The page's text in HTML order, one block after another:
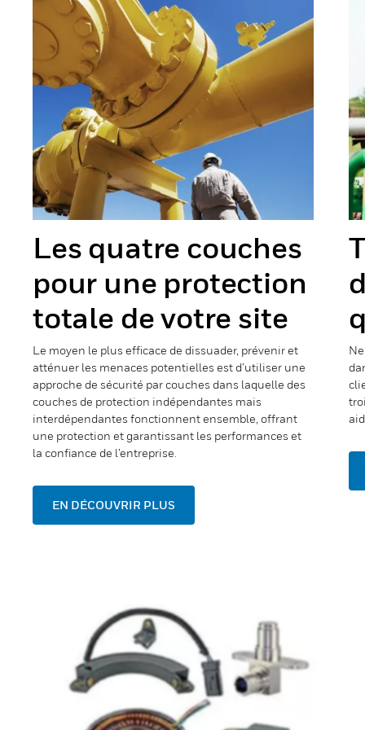
Les quatre couches
pour une protection
totale de votre site
Le moyen le plus efficace de dissuader, prévenir et
atténuer les menaces potentielles est d’utiliser une
approche de sécurité par couches dans laquelle des
couches de protection indépendantes mais
interdépendantes fonctionnent ensemble, offrant
une protection et garantissant les performances et
la confiance de l’entreprise.
EN DÉCOUVRIR PLUS